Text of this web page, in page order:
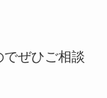
ぜひご相談